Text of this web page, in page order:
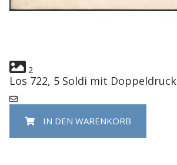
2
Los 722, 5 Soldi mit Doppeldruck
IN DEN WARENKORB